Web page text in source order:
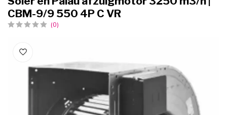
CBM-9/9 550 4P C VR
(0)